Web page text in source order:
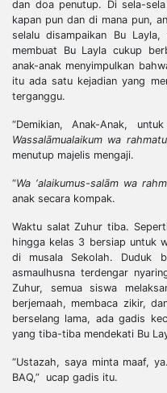
dan doa penutup. Di sela-
kapan pun dan di mana pun,
selalu disampaikan Bu
membuat Bu Layla cukup
anak-anak menyimpulkan
itu ada satu kejadian yang
terganggu.
“Demikian, Anak-Anak,
Wassalāmualaikum wa
menutup majelis mengaji.
“Wa ‘alaikumus-salām wa
anak secara kompak.
Waktu salat Zuhur tiba.
hingga kelas 3 bersiap untuk
di musala Sekolah. Duduk
asmaulhusna terdengar
Zuhur, semua siswa
berjemaah, membaca zikir,
berselang lama, ada gadis
yang tiba-tiba mendekati Bu
“Ustazah, saya minta maaf,
BAQ,” ucap gadis itu.